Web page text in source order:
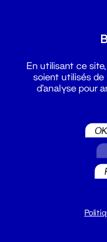
Du lundi au vendredi
En utilisant ce
soient utilisés
d'analyse pour